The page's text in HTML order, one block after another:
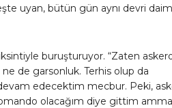
uyan, bütün gün aynı devri daim
buruşturuyor. “Zaten
ne de garsonluk. Terhis olup da
edecektim mecbur. Peki,
olacağım diye gittim